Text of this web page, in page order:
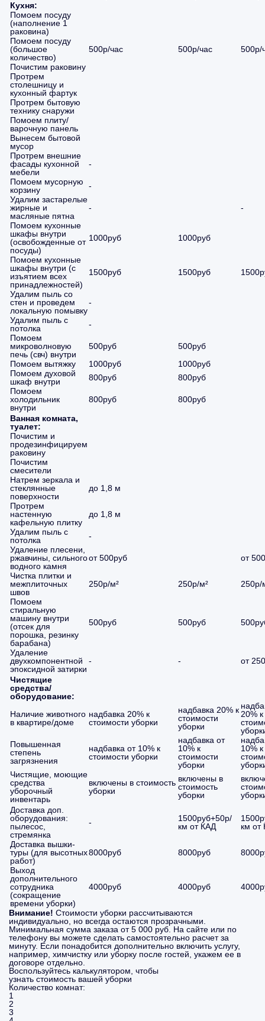
Кухня:
Помоем посуду
(наполнение 1
раковина)
Помоем посуду
(большое
количество)
500р/час 500р/час
500р/
Почистим раковину
Протрем
столешницу и
кухонный фартук
Протрем бытовую
технику снаружи
Помоем плиту/
варочную панель
Вынесем бытовой
мусор
Протрем внешние
фасады кухонной
мебели
-
Помоем мусорную
корзину
-
Удалим застарелые
жирные и
масляные пятна
-
-
Помоем кухонные
шкафы внутри
(освобожденные от
посуды)
1000руб 1000руб
Помоем кухонные
шкафы внутри (с
изъятием всех
принадлежностей)
1500руб 1500руб
Удалим пыль со
стен и проведем
локальную помывку
-
Удалим пыль с
потолка
-
Помоем
микроволновую
печь (свч) внутри
500руб
500руб
Помоем вытяжку
1000руб
1000руб
Помоем духовой
шкаф внутри
800руб
800руб
Помоем
холодильник
внутри
800руб
800руб
Ванная комната,
туалет:
Почистим и
продезинфицируем
раковину
Почистим
смесители
Натрем зеркала и
стеклянные
поверхности
до 1,8 м
Протрем
настенную
кафельную плитку
до 1,8 м
Удалим пыль с
потолка
-
Удаление плесени,
ржавчины, сильного
водного камня
от 500руб
от
Чистка плитки и
межплиточных
швов
250р/м² 250р/м²
250р/
Помоем
стиральную
машину внутри
(отсек для
порошка, резинку
барабана)
500руб 500руб
Удаление
двухкомпонентной
эпоксидной затирки
- -
от
Чистящие
средства/
оборудование:
Наличие животного
в квартире/доме
надбавка 20% к
стоимости уборки
надбавка 20% к
стоимости
уборки
20% к
Повышенная
степень
загрязнения
надбавка от 10% к
стоимости уборки
надбавка от
10% к
стоимости
уборки
10% к
Чистящие, моющие
средства
уборочный
инвентарь
включены в стоимость
уборки
включены в
стоимость
уборки
Доставка доп.
оборудования:
пылесос,
стремянка
-
1500руб+50р/
км от КАД
км от
Доставка вышки-
туры (для высотных
работ)
8000руб 8000руб
Выход
дополнительного
сотрудника
(сокращение
времени уборки)
4000руб 4000руб
Внимание! Стоимости уборки рассчитываются
индивидуально, но всегда остаются прозрачными.
Минимальная сумма заказа от 5 000 руб. На сайте или по
телефону вы можете сделать самостоятельно расчет за
минуту. Если понадобится дополнительно включить услугу,
например, химчистку или уборку после гостей, укажем ее в
договоре отдельно.
Воспользуйтесь калькулятором, чтобы
узнать стоимость вашей уборки
Количество комнат:
1
2
3